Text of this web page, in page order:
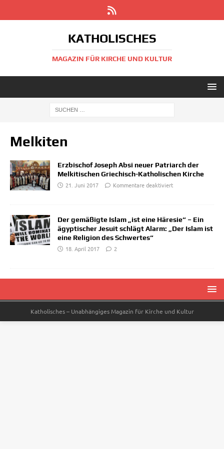
KATHOLISCHES
MAGAZIN FÜR KIRCHE UND KULTUR
Melkiten
Erzbischof Joseph Absi neuer Patriarch der
Melkitischen Griechisch-Katholischen Kirche
21. Juni 2017
Kommentare deaktiviert
Der gemäßigte Islam „ist eine Häresie“ – Ein
ägyptischer Jesuit schlägt Alarm: „Der Islam ist
eine Religion des Schwertes“
18. April 2017
2
Katholisches – Unabhängiges Magazin für Kirche und Kultur